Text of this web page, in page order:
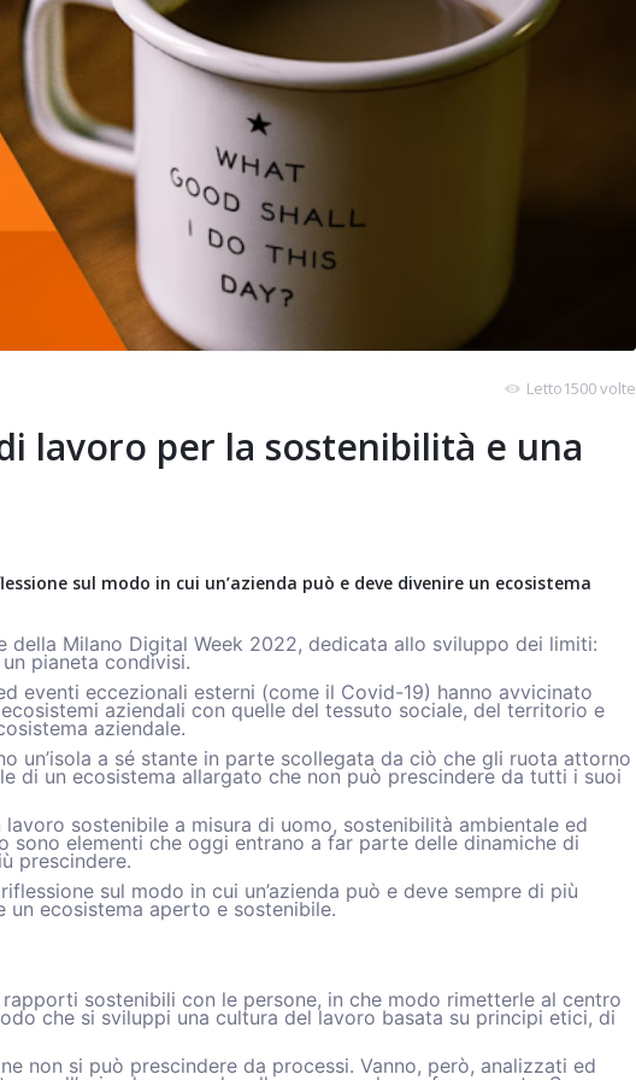
Letto1500 volte
lavoro per la sostenibilità e una
sul modo in cui un’azienda può e deve divenire un ecosistema
della Milano Digital Week 2022, dedicata allo sviluppo dei limiti:
pianeta condivisi.
eventi eccezionali esterni (come il Covid-19) hanno avvicinato
aziendali con quelle del tessuto sociale, del territorio e
aziendale.
un’isola a sé stante in parte scollegata da ciò che gli ruota attorno
di un ecosistema allargato che non può prescindere da tutti i suoi
sostenibile a misura di uomo, sostenibilità ambientale ed
sono elementi che oggi entrano a far parte delle dinamiche di
prescindere.
sul modo in cui un’azienda può e deve sempre di più
ecosistema aperto e sostenibile.
sostenibili con le persone, in che modo rimetterle al centro
che si sviluppi una cultura del lavoro basata su principi etici, di
non si può prescindere da processi. Vanno, però, analizzati ed